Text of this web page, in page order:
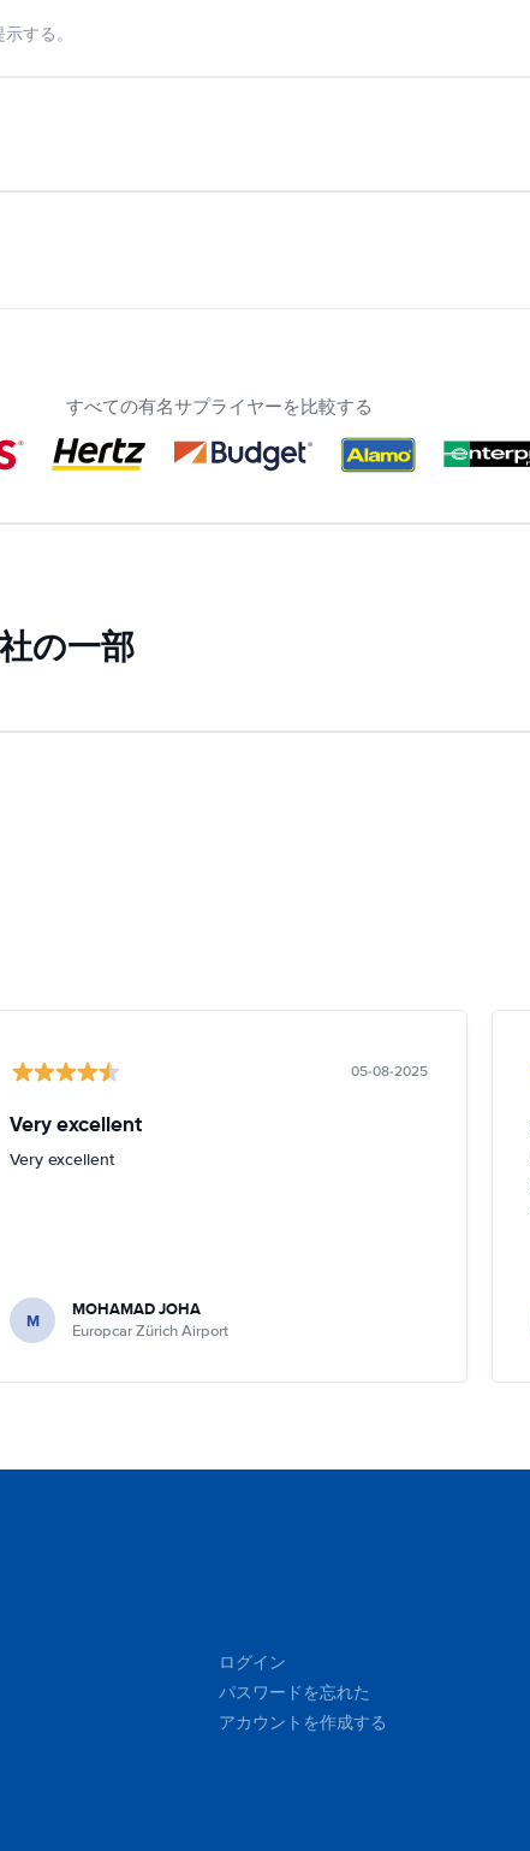
する。
すべての有名サプライヤーを比較する
の一部
05-08-2025
Very excellent
Very excellent
M MOHAMAD JOHA
Europcar Zürich Airport
ログイン
パスワードを忘れた
アカウントを作成する